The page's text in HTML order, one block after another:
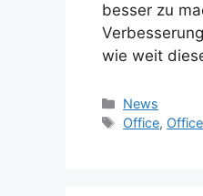
besser zu
wie weit
Kategorien
News
Schlagwörter
Office,